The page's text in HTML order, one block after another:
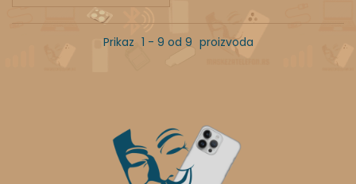
Prikaz 1 - 9 od 9 proizvoda